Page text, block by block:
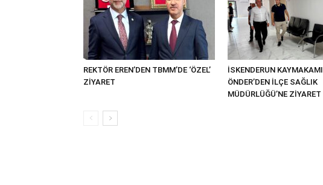
REKTÖR EREN’DEN TBMM’DE ‘ÖZEL’
ZİYARET
İSKENDERUN KAYMAKAMI
ÖNDER’DEN İLÇE SAĞLIK
MÜDÜRLÜĞÜ’NE ZİYARET